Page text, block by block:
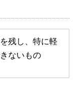
残し、特に軽
ないもの